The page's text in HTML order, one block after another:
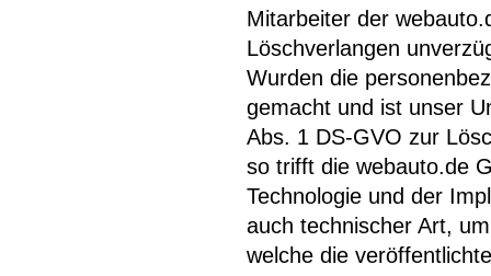
Mitarbeiter der
Löschverlangen
Wurden die
gemacht und ist unser
Abs. 1 DS-GVO zur
so trifft die webauto.de
Technologie und der
auch technischer Art,
welche die